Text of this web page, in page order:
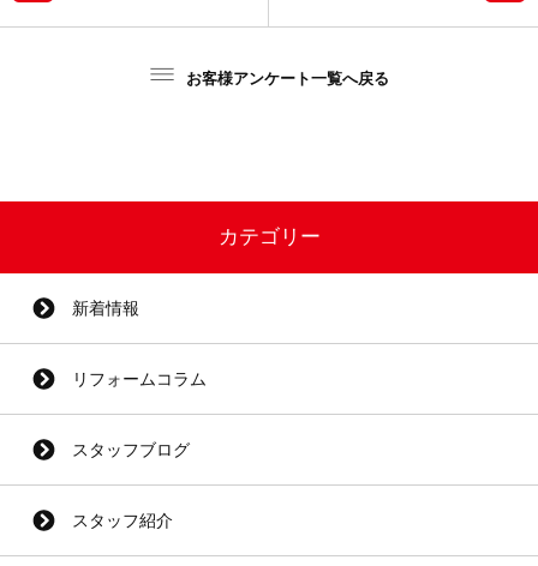
お客様アンケート一覧へ戻る
カテゴリー
新着情報
リフォームコラム
スタッフブログ
スタッフ紹介